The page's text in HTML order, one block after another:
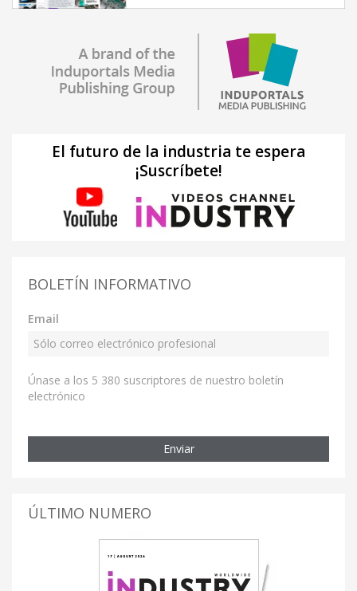
El futuro de la industria te espera
¡Suscríbete!
BOLETÍN INFORMATIVO
Email
Únase a los 5 380 suscriptores de nuestro boletín
electrónico
Enviar
ÚLTIMO NUMERO